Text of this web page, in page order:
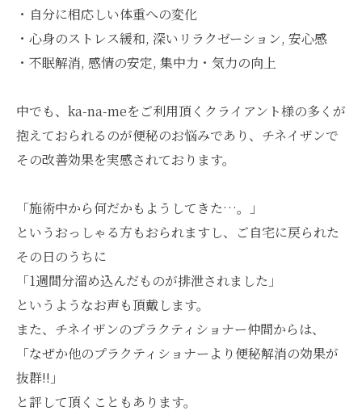
・自分に相応しい体重への変化
・心身のストレス緩和, 深いリラクゼーション, 安心感
・不眠解消, 感情の安定, 集中力・気力の向上
中でも、ka-na-meをご利用頂くクライアント様の多くが
抱えておられるのが便秘のお悩みであり、チネイザンで
その改善効果を実感されております。
「施術中から何だかもようしてきた…。」
というおっしゃる方もおられますし、ご自宅に戻られた
その日のうちに
「1週間分溜め込んだものが排泄されました」
というようなお声も頂戴します。
また、チネイザンのプラクティショナー仲間からは、
「なぜか他のプラクティショナーより便秘解消の効果が
抜群!!」
と評して頂くこともあります。